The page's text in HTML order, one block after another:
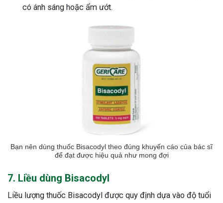
có ánh sáng hoặc ẩm ướt.
Bạn nên dùng thuốc Bisacodyl theo đúng khuyến cáo của bác sĩ
để đạt được hiệu quả như mong đợi
7. Liều dùng Bisacodyl
Liều lượng thuốc Bisacodyl được quy định dựa vào độ tuổi